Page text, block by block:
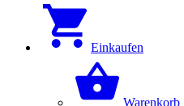
Einkaufen
Warenkorb